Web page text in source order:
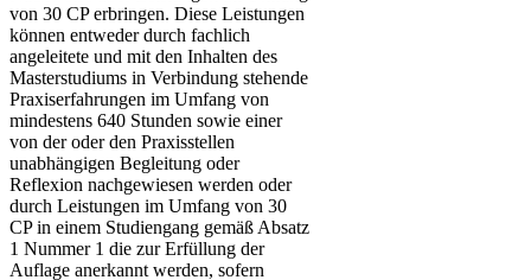
von 30 CP erbringen. Diese Leistungen
können entweder durch fachlich
angeleitete und mit den Inhalten des
Masterstudiums in Verbindung stehende
Praxiserfahrungen im Umfang von
mindestens 640 Stunden sowie einer
von der oder den Praxisstellen
unabhängigen Begleitung oder
Reflexion nachgewiesen werden oder
durch Leistungen im Umfang von 30
CP in einem Studiengang gemäß Absatz
1 Nummer 1 die zur Erfüllung der
Auflage anerkannt werden, sofern